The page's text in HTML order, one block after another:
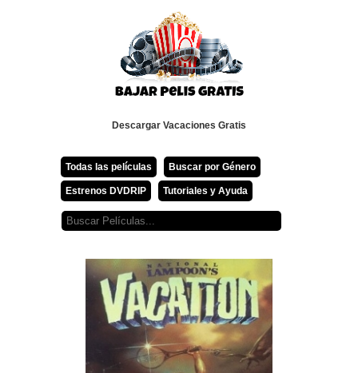
Descargar Vacaciones Gratis
Todas las películas Buscar por Género
Estrenos DVDRIP Tutoriales y Ayuda